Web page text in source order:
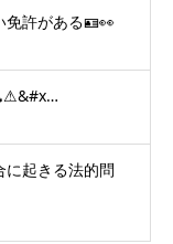
免許がある🪪👀
に起きる法的問